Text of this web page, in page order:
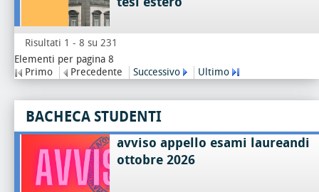
Risultati 1 - 8 su 231
Elementi per pagina 8
Primo
Precedente Successivo Ultimo
BACHECA STUDENTI
avviso appello esami laureandi
ottobre 2026